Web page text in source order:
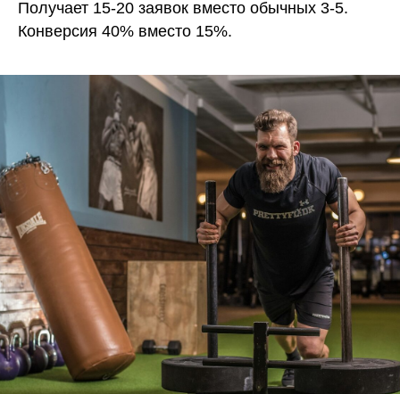
Получает 15-20 заявок вместо обычных 3-5.
Конверсия 40% вместо 15%.